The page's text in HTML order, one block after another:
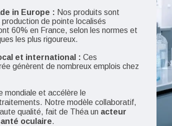
in Europe : Nos produits sont
de pointe localisés
60% en France, selon les normes et
les plus rigoureux.
et international : Ces
génèrent de nombreux emplois chez
mondiale et accélère le
Notre modèle collaboratif,
qualité, fait de Théa un acteur
oculaire.